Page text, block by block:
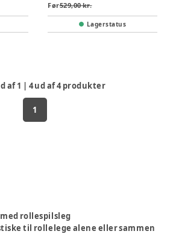
Før529,00 kr.
Lagerstatus
af1 | 4ud af4produkter
1
rollespilsleg
til rollelege alene eller sammen